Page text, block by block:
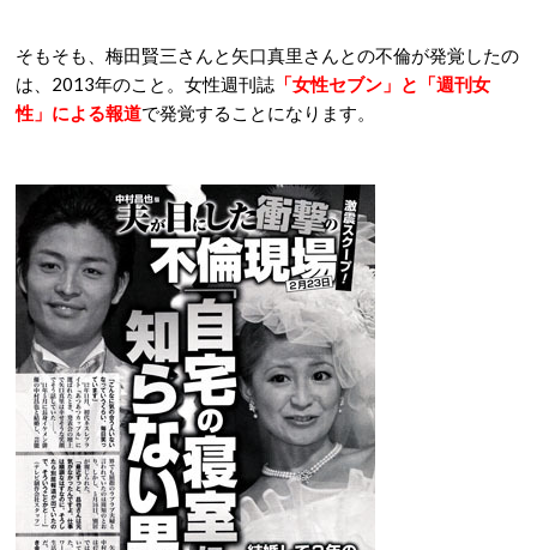
そもそも、梅田賢三さんと矢口真里さんとの不倫が発覚したの
は、2013年のこと。女性週刊誌 「女性セブン」と「週刊女
性」による報道で発覚することになります。